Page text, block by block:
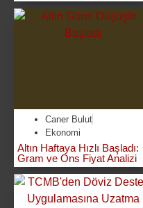
Caner Bulut
Ekonomi
Altın Haftaya Hızlı Başladı:
Gram ve Ons Fiyat Analizi